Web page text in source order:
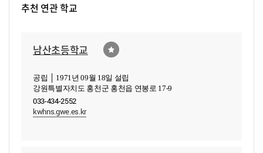
추천 연관 학교
남산초등학교
공립 │ 1971년 09월 18일 설립
강원특별자치도 홍천군 홍천읍 연봉로 17-9
033-434-2552
kwhns.gwe.es.kr